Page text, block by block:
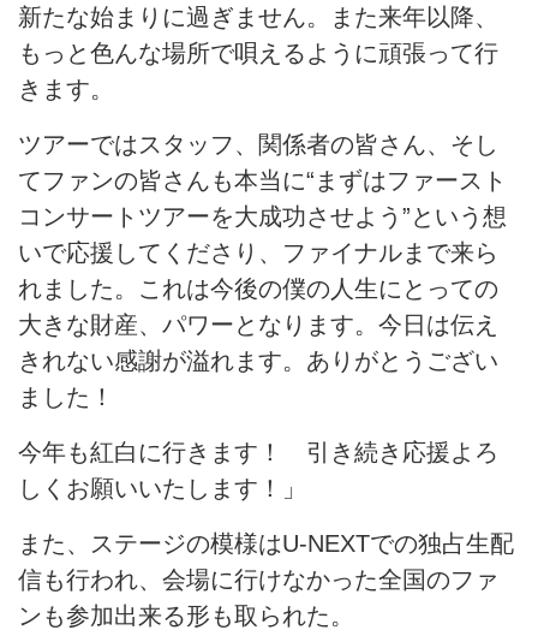
新たな始まりに過ぎません。また来年以降、
もっと色んな場所で唄えるように頑張って行
きます。
ツアーではスタッフ、関係者の皆さん、そし
てファンの皆さんも本当に“まずはファースト
コンサートツアーを大成功させよう”という想
いで応援してくださり、ファイナルまで来ら
れました。これは今後の僕の人生にとっての
大きな財産、パワーとなります。今日は伝え
きれない感謝が溢れます。ありがとうござい
ました！
今年も紅白に行きます！ 引き続き応援よろ
しくお願いいたします！」
また、ステージの模様はU-NEXTでの独占生配
信も行われ、会場に行けなかった全国のファ
ンも参加出来る形も取られた。